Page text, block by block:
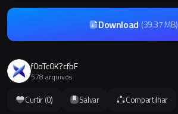
Curtir (0) Salvar Compartilhar
Download (39.37 MB)
f0oTc0K?cfbF
578 arquivos